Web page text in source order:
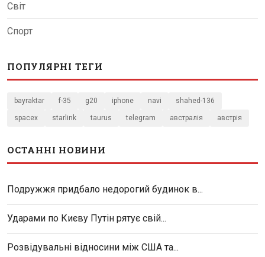
Світ
Спорт
ПОПУЛЯРНІ ТЕГИ
bayraktar f-35 g20 iphone navi shahed-136
spacex starlink taurus telegram австралія австрія
ОСТАННІ НОВИНИ
Подружжя придбало недорогий будинок в...
Ударами по Києву Путін рятує свій...
Розвідувальні відносини між США та...